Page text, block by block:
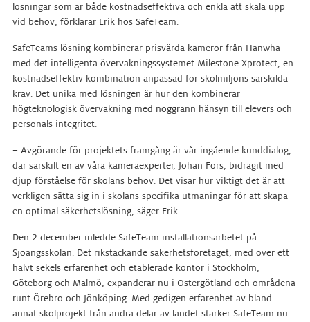
lösningar som är både kostnadseffektiva och enkla att skala upp
vid behov, förklarar Erik hos SafeTeam.
SafeTeams lösning kombinerar prisvärda kameror från Hanwha
med det intelligenta övervakningssystemet Milestone Xprotect, en
kostnadseffektiv kombination anpassad för skolmiljöns särskilda
krav. Det unika med lösningen är hur den kombinerar
högteknologisk övervakning med noggrann hänsyn till elevers och
personals integritet.
– Avgörande för projektets framgång är vår ingående kunddialog,
där särskilt en av våra kameraexperter, Johan Fors, bidragit med
djup förståelse för skolans behov. Det visar hur viktigt det är att
verkligen sätta sig in i skolans specifika utmaningar för att skapa
en optimal säkerhetslösning, säger Erik.
Den 2 december inledde SafeTeam installationsarbetet på
Sjöängsskolan. Det rikstäckande säkerhetsföretaget, med över ett
halvt sekels erfarenhet och etablerade kontor i Stockholm,
Göteborg och Malmö, expanderar nu i Östergötland och områdena
runt Örebro och Jönköping. Med gedigen erfarenhet av bland
annat skolprojekt från andra delar av landet stärker SafeTeam nu